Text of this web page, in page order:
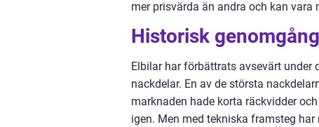
mer prisvärda än andra och kan
Historisk
Elbilar har förbättrats avsevärt under
nackdelar. En av de största
marknaden hade korta räckvidder
igen. Men med tekniska framsteg